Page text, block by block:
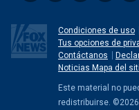
Condiciones de uso
Tus opciones de
Contáctanos
Noticias Mapa del
Este material no
redistribuirse. ©2026